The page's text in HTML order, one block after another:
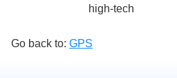
high-tech
Go back to: GPS